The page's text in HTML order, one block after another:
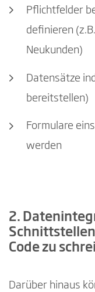
Pflichtfelder
definieren
Neukunden)
Datensätze
bereitstellen)
Formulare
werden
2.
Code zu
Darüber hinaus